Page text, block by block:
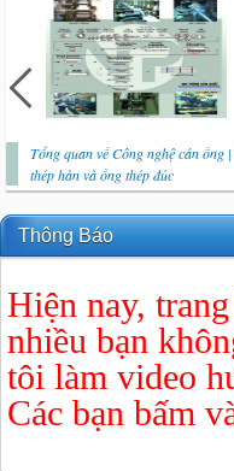
Tổng quan về Công nghệ cán ống
thép hàn và ống thép đúc
Thông Báo
Hiện nay, trang
nhiều bạn
tôi làm video
Các bạn bấm